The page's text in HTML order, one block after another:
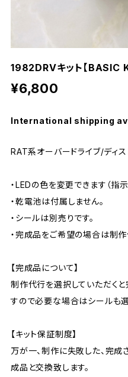
1982DRVキット【BASIC
¥6,800
International shipping
RAT系オーバードライブ/ディス
・LEDの色を変更できます（指
・乾電池は付属しません。
・シールは別売りです。
・完成品をご希望の場合は制作
【完成品について】
制作代行を選択していただく
すので必要な場合はシールも選
【キット保証制度】
万が一、制作に失敗した、完
成品と交換致します。